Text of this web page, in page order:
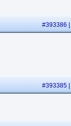
#393386 |
#393385 |